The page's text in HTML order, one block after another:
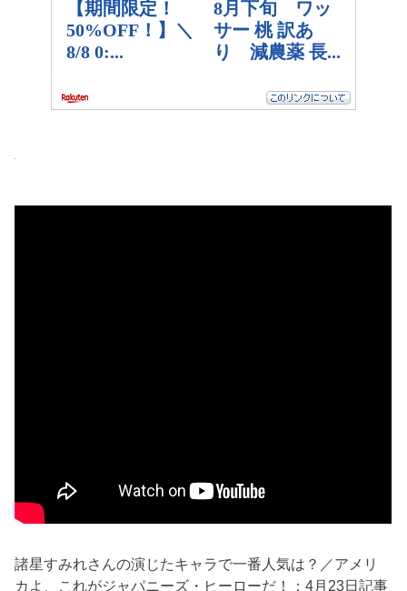
諸星すみれさんの演じたキャラで一番人気は？／アメリ
カよ、これがジャパニーズ・ヒーローだ！：4月23日記事